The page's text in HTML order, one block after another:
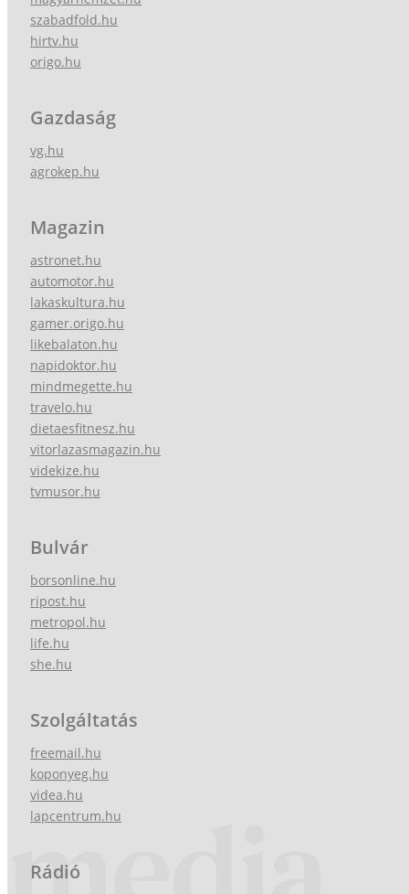
szabadfold.hu
hirtv.hu
origo.hu
Gazdaság
vg.hu
agrokep.hu
Magazin
astronet.hu
automotor.hu
lakaskultura.hu
gamer.origo.hu
likebalaton.hu
napidoktor.hu
mindmegette.hu
travelo.hu
dietaesfitnesz.hu
vitorlazasmagazin.hu
videkize.hu
tvmusor.hu
Bulvár
borsonline.hu
ripost.hu
metropol.hu
life.hu
she.hu
Szolgáltatás
freemail.hu
koponyeg.hu
videa.hu
lapcentrum.hu
Rádió